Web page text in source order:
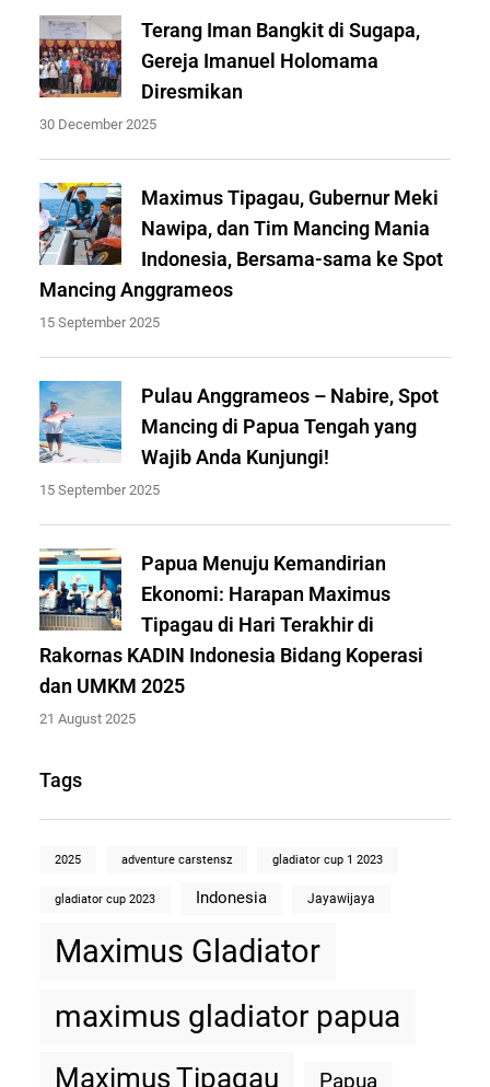
Terang Iman Bangkit di Sugapa,
Gereja Imanuel Holomama
Diresmikan
30 December 2025
Maximus Tipagau, Gubernur Meki
Nawipa, dan Tim Mancing Mania
Indonesia, Bersama-sama ke Spot
Mancing Anggrameos
15 September 2025
Pulau Anggrameos – Nabire, Spot
Mancing di Papua Tengah yang
Wajib Anda Kunjungi!
15 September 2025
Papua Menuju Kemandirian
Ekonomi: Harapan Maximus
Tipagau di Hari Terakhir di
Rakornas KADIN Indonesia Bidang Koperasi
dan UMKM 2025
21 August 2025
Tags
2025 adventure carstensz gladiator cup 1 2023
gladiator cup 2023 Indonesia Jayawijaya
Maximus Gladiator
maximus gladiator papua
Maximus Tipagau Papua